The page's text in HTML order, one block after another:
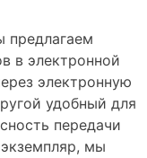
предлагаем
в электронной
электронную
удобный для
передачи
мы